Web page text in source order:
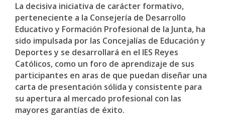
La decisiva iniciativa de carácter formativo,
perteneciente a la Consejería de Desarrollo
Educativo y Formación Profesional de la Junta, ha
sido impulsada por las Concejalías de Educación y
Deportes y se desarrollará en el IES Reyes
Católicos, como un foro de aprendizaje de sus
participantes en aras de que puedan diseñar una
carta de presentación sólida y consistente para
su apertura al mercado profesional con las
mayores garantías de éxito.